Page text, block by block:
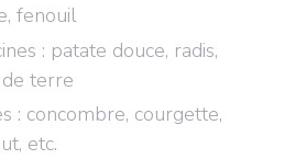
fenouil
: patate douce, radis,
terre
: concombre, courgette,
etc.